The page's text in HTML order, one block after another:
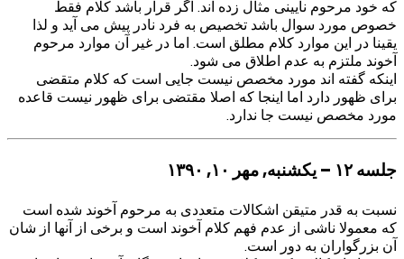
که خود مرحوم نایینی مثال زده اند. اگر قرار باشد کلام فقط
خصوص مورد سوال باشد تخصیص به فرد نادر پیش می آید و لذا
یقینا در این موارد کلام مطلق است. اما در غیر آن موارد مرحوم
آخوند ملتزم به عدم اطلاق می شود.
اینکه گفته اند مورد مخصص نیست جایی است که کلام متقضی
برای ظهور دارد اما اینجا که اصلا مقتضی برای ظهور نیست قاعده
مورد مخصص نیست جا ندارد.
جلسه ۱۲ – یکشنبه, مهر ۱۰, ۱۳۹۰
نسبت به قدر متیقن اشکالات متعددی به مرحوم آخوند شده است
که معمولا ناشی از عدم فهم کلام آخوند است و برخی از آنها از شان
آن بزرگواران به دور است.